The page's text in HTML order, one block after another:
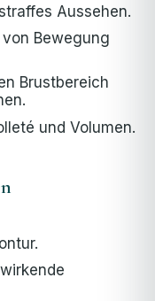
Aussehen.
Bewegung
Brustbereich
und Volumen.